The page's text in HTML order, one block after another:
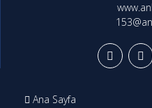
Ana Sayfa